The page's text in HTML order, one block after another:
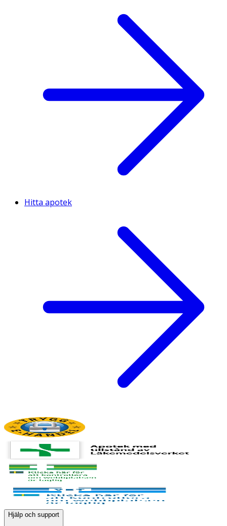
Hitta apotek
Hjälp och support